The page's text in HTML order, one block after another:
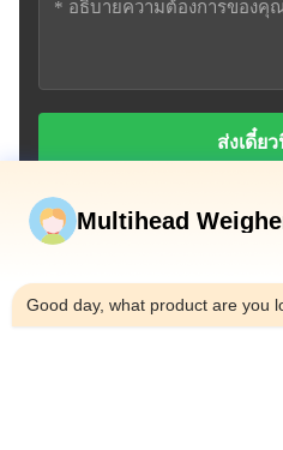
ส่งเดี๋ย
Multihead
Good day, what product are you